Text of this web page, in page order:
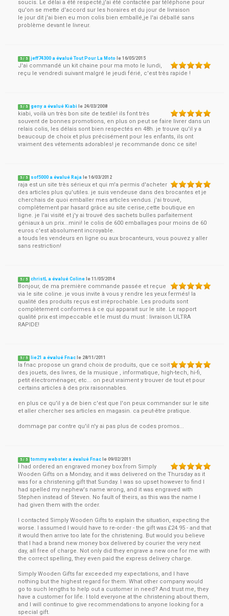
soucis. Le délai a été respecté,j'ai été contactée par téléphone pour
qu'on se mette d'accord sur les horaires et du jour de livraison
le jour dit j'ai bien eu mon colis bien emballé,je l'ai déballé sans
problème devant le livreur.
5 / 5 jeff74300 a évalué Tout Pour La Moto le16/05/2015
J'ai commandé un kit chaine pour ma moto le lundi,
reçu le vendredi suivant malgré le jeudi férié, c'est très rapide !
5 / 5 geny a évalué Kiabi le 24/03/2008
kiabi, voilà un très bon site de textile! ils font très
souvent de bonnes promotions, en plus on peut se faire livrer dans un
relais colis, les délais sont bien respectés en 48h. je trouve qu'il y a
beaucoup de choix et plus précisément pour les enfants, ils ont
vraiment des vétements adorables! je recommande donc ce site!
5 / 5 sof5000 a évalué Raja le16/03/2012
raja est un site très sérieux et qui m'a permis d'acheter
des articles plus qu'utiles. je suis vendeuse dans des brocantes et je
cherchais de quoi emballer mes articles vendus. j'ai trouvé,
complètement par hasard grâce au site cerise,cette boutique en
ligne. je l'ai visité et j'y ai trouvé des sachets bulles parfaitement
géniaux à un prix...mini! le colis de 600 emballages pour moins de 60
euros c'est absolument incroyable.
a touds les vendeurs en ligne ou aux brocanteurs, vous pouvez y aller
sans restriction!
5 / 5 christL a évalué Coline le11/05/2014
Bonjour, de ma première commande passée et reçue
via le site coline. je vous invite à vous y rendre les yeux fermés! la
qualité des produits reçus est irréprochable. Les produits sont
complètement conformes à ce qui apparait sur le site. Le rapport
qualité prix est impeccable et le must du must : livraison ULTRA
RAPIDE!
5 / 5 lie21 a évalué Fnac le 28/11/2011
la fnac propose un grand choix de produits, que ce soit
des jouets, des livres, de la musique , informatique, high-tech, hi-fi,
petit électroménager, etc... on peut vraiment y trouver de tout et pour
certains articles à des prix raisonnables.
en plus ce qu'il y a de bien c'est que l'on peux commander sur le site
et aller chercher ses articles en magasin. ca peut-être pratique.
dommage par contre qu'il n'y ai pas plus de codes promos...
5 / 5 tommy webster a évalué Fnac le09/02/2011
I had ordered an engraved money box from Simply
Wooden Gifts on a Monday, and it was delivered on the Thursday as it
was for a christening gift that Sunday. I was so upset however to find I
had spelled my nephew's name wrong, and it was engraved with
Stephen instead of Steven. No fault of theirs, as this was the name I
had given them with the order.
I contacted Simply Wooden Gifts to explain the situation, expecting the
worse. I assumed I would have to re-order - the gift was £24.95 - and that
it would then arrive too late for the christening. But would you believe
that I had a brand new money box delivered by courier the very next
day, all free of charge. Not only did they engrave a new one for me with
the correct spelling, they even paid the express delivery charge.
Simply Wooden Gifts far exceeded my expectations, and I have
nothing but the highest regard for them. What other company would
go to such lengths to help out a customer in need? And trust me, they
have a customer for life. I told everyone at the christening about them,
and I will continue to give recommendations to anyone looking for a
special gift.